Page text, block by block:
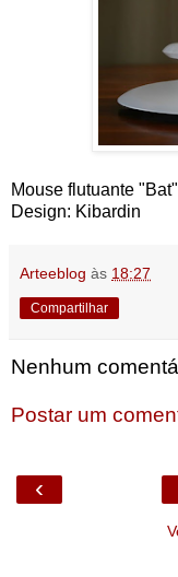
Mouse flutuante
Design: Kibardin
Arteeblog às 18:27
Compartilhar
Nenhum
Postar um
‹